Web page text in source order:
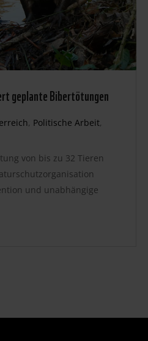
geplante Bibertötungen
, Politische Arbeit,
von bis zu 32 Tieren
und unabhängige